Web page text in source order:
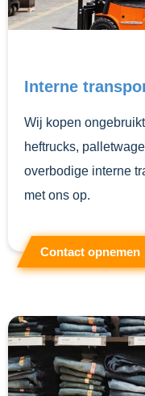
Interne
Wij kopen
heftrucks,
overbodige interne
met ons op.
Contact opnemen